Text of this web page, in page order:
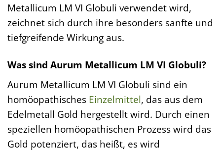
Metallicum LM VI Globuli verwendet wird,
zeichnet sich durch ihre besonders sanfte und
tiefgreifende Wirkung aus.
Was sind Aurum Metallicum LM VI Globuli?
Aurum Metallicum LM VI Globuli sind ein
homöopathisches Einzelmittel, das aus dem
Edelmetall Gold hergestellt wird. Durch einen
speziellen homöopathischen Prozess wird das
Gold potenziert, das heißt, es wird